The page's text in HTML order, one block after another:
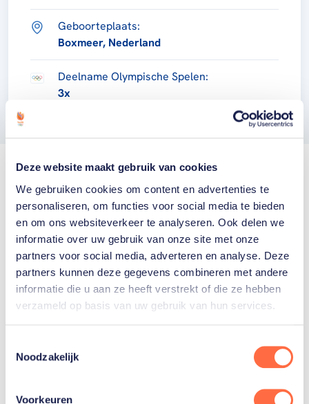
Deze website maakt gebruik van cookies
We gebruiken cookies om content en advertenties te
personaliseren, om functies voor social media te bieden
en om ons websiteverkeer te analyseren. Ook delen we
informatie over uw gebruik van onze site met onze
partners voor social media, adverteren en analyse. Deze
partners kunnen deze gegevens combineren met andere
informatie die u aan ze heeft verstrekt of die ze hebben
verzameld op basis van uw gebruik van hun services.
Noodzakelijk
Voorkeuren
Geboorteplaats:
Boxmeer, Nederland
Deelname Olympische Spelen:
3x
Welke Nederlanders hebben er
ooit meegedaan aan de